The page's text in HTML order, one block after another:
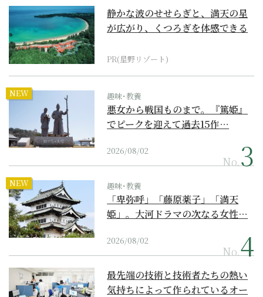
静かな波のせせらぎと、満天の星
が広がり、くつろぎを体感できる
PR(星野リゾート)
NEW 趣味･教養
悪女から戦国ものまで。『篤姫』
でピークを迎えて過去15作…
2026/08/02
No.
NEW 趣味･教養
「卑弥呼」「藤原薬子」「満天
姫」。大河ドラマの次なる女性…
2026/08/02
No.
最先端の技術と技術者たちの熱い
気持ちによって作られているオー